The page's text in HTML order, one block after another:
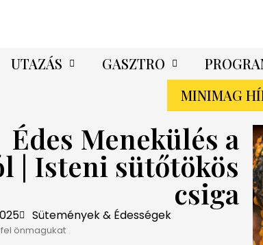
UTAZÁS GASZTRO
MINIMAG
Édes Menekülés a
| Isteni sütőtökös
csiga
Sütemények & Édességek
önmagukat